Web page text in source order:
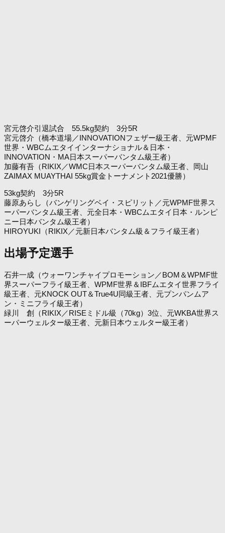
宮元啓介引退試合 55.5kg契約 3分5R
宮元啓介（橋本道場／INNOVATIONフェザー級王者、元WPMF
世界・WBCムエタイインターナショナル＆日本・
INNOVATION・MA日本スーパーバンタム級王者）
加藤有吾（RIKIX／WMC日本スーパーバンタム級王者、岡山
ZAIMAX MUAYTHAI 55kg賞金トーナメント2021優勝）
53kg契約 3分5R
藤原あらし（バンゲリングベイ・スピリット／元WPMF世界ス
ーパーバンタム級王者、元全日本・WBCムエタイ日本・ルンピ
ニー日本バンタム級王者）
HIROYUKI（RIKIX／元新日本バンタム級＆フライ級王者）
出場予定選手
石井一成（ウォーワンチャイプロモーション／BOM＆WPMF世
界スーパーフライ級王者、WPMF世界＆IBFムエタイ世界フライ
級王者、元KNOCK OUT＆True4U同級王者、元プンパンムア
ン・ミニフライ級王者）
緑川 創（RIKIX／RISEミドル級（70kg）3位、元WKBA世界ス
ーパーウェルター級王者、元新日本ウェルター級王者）